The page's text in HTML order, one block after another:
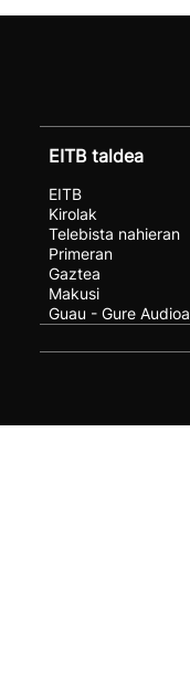
EITB taldea
EITB
Kirolak
Telebista nahieran
Primeran
Gaztea
Makusi
Guau - Gure Audioa